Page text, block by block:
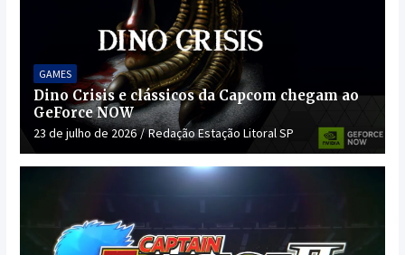
GAMES
Dino Crisis e clássicos da Capcom chegam ao
GeForce NOW
23 de julho de 2026 Redação Estação Litoral SP